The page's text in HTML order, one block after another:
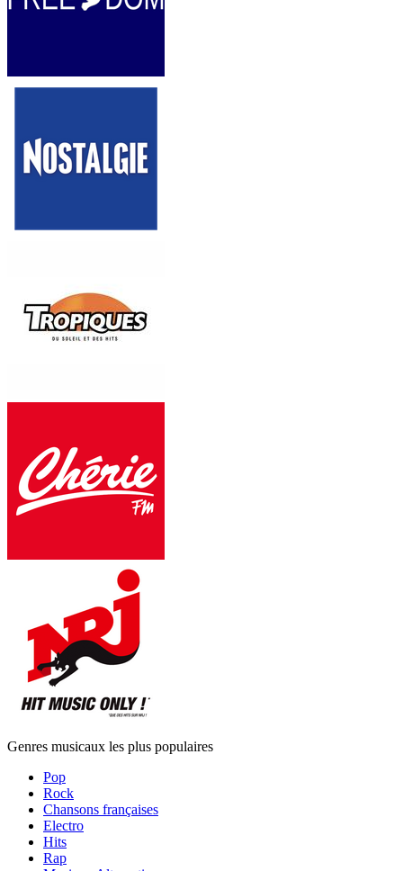
Genres musicaux les plus populaires
Pop
Rock
Chansons françaises
Electro
Hits
Rap